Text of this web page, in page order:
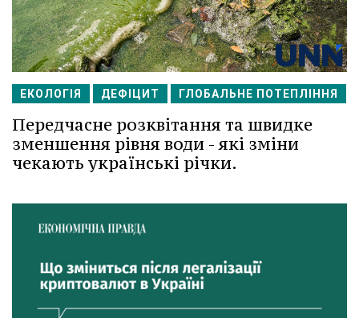
ЕКОЛОГІЯ ДЕФІЦИТ ГЛОБАЛЬНЕ ПОТЕПЛІННЯ
Передчасне розквітання та швидке
зменшення рівня води - які зміни
чекають українські річки.